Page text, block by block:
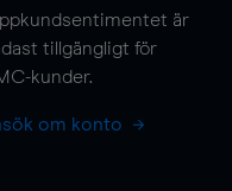
är
tillgängligt för
kunder.
om konto